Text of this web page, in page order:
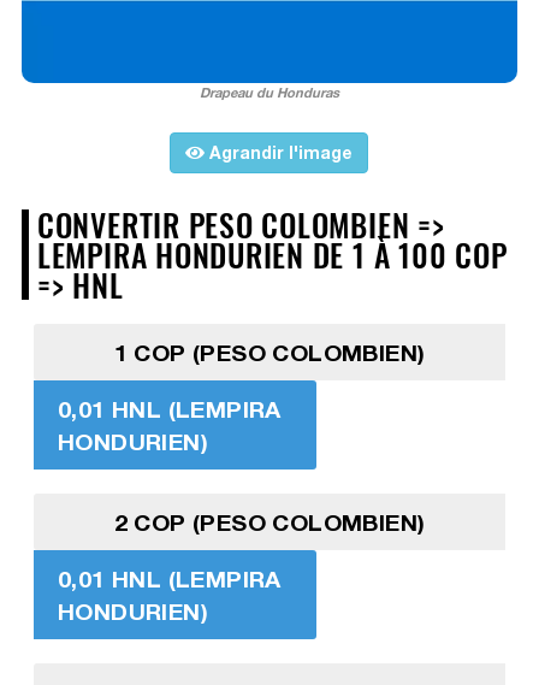
Drapeau du Honduras
Agrandir l'image
CONVERTIR PESO COLOMBIEN =>
LEMPIRA HONDURIEN DE 1 À 100 COP
=> HNL
1 COP (PESO COLOMBIEN)
0,01 HNL (LEMPIRA
HONDURIEN)
2 COP (PESO COLOMBIEN)
0,01 HNL (LEMPIRA
HONDURIEN)